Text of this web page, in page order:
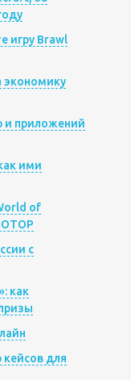
игру Brawl
экономику
и приложений
ими
of
с
как
для